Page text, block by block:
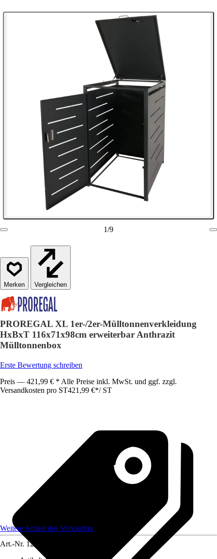
1/9
Vergleichen
PROREGAL XL 1er-/2er-Mülltonnenverkleidung
HxBxT 116x71x98cm erweiterbar Anthrazit
Mülltonnenbox
Erste Bewertung schreiben
Preis — 421,99 € * Alle Preise inkl. MwSt. und ggf. zzgl.
Versandkosten pro ST421,99 €*/ ST
Weitere Artikel des Verkäufers
Art.-Nr. 12597916